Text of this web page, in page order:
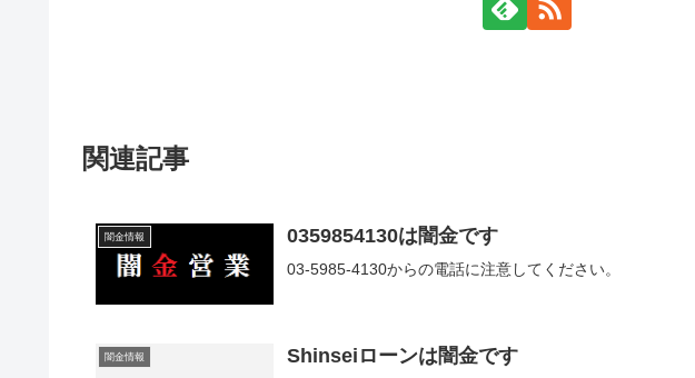
関連記事
闇金情報 0359854130は闇金です
03-5985-4130からの電話に注意してください。
闇金情報 Shinseiローンは闇金です